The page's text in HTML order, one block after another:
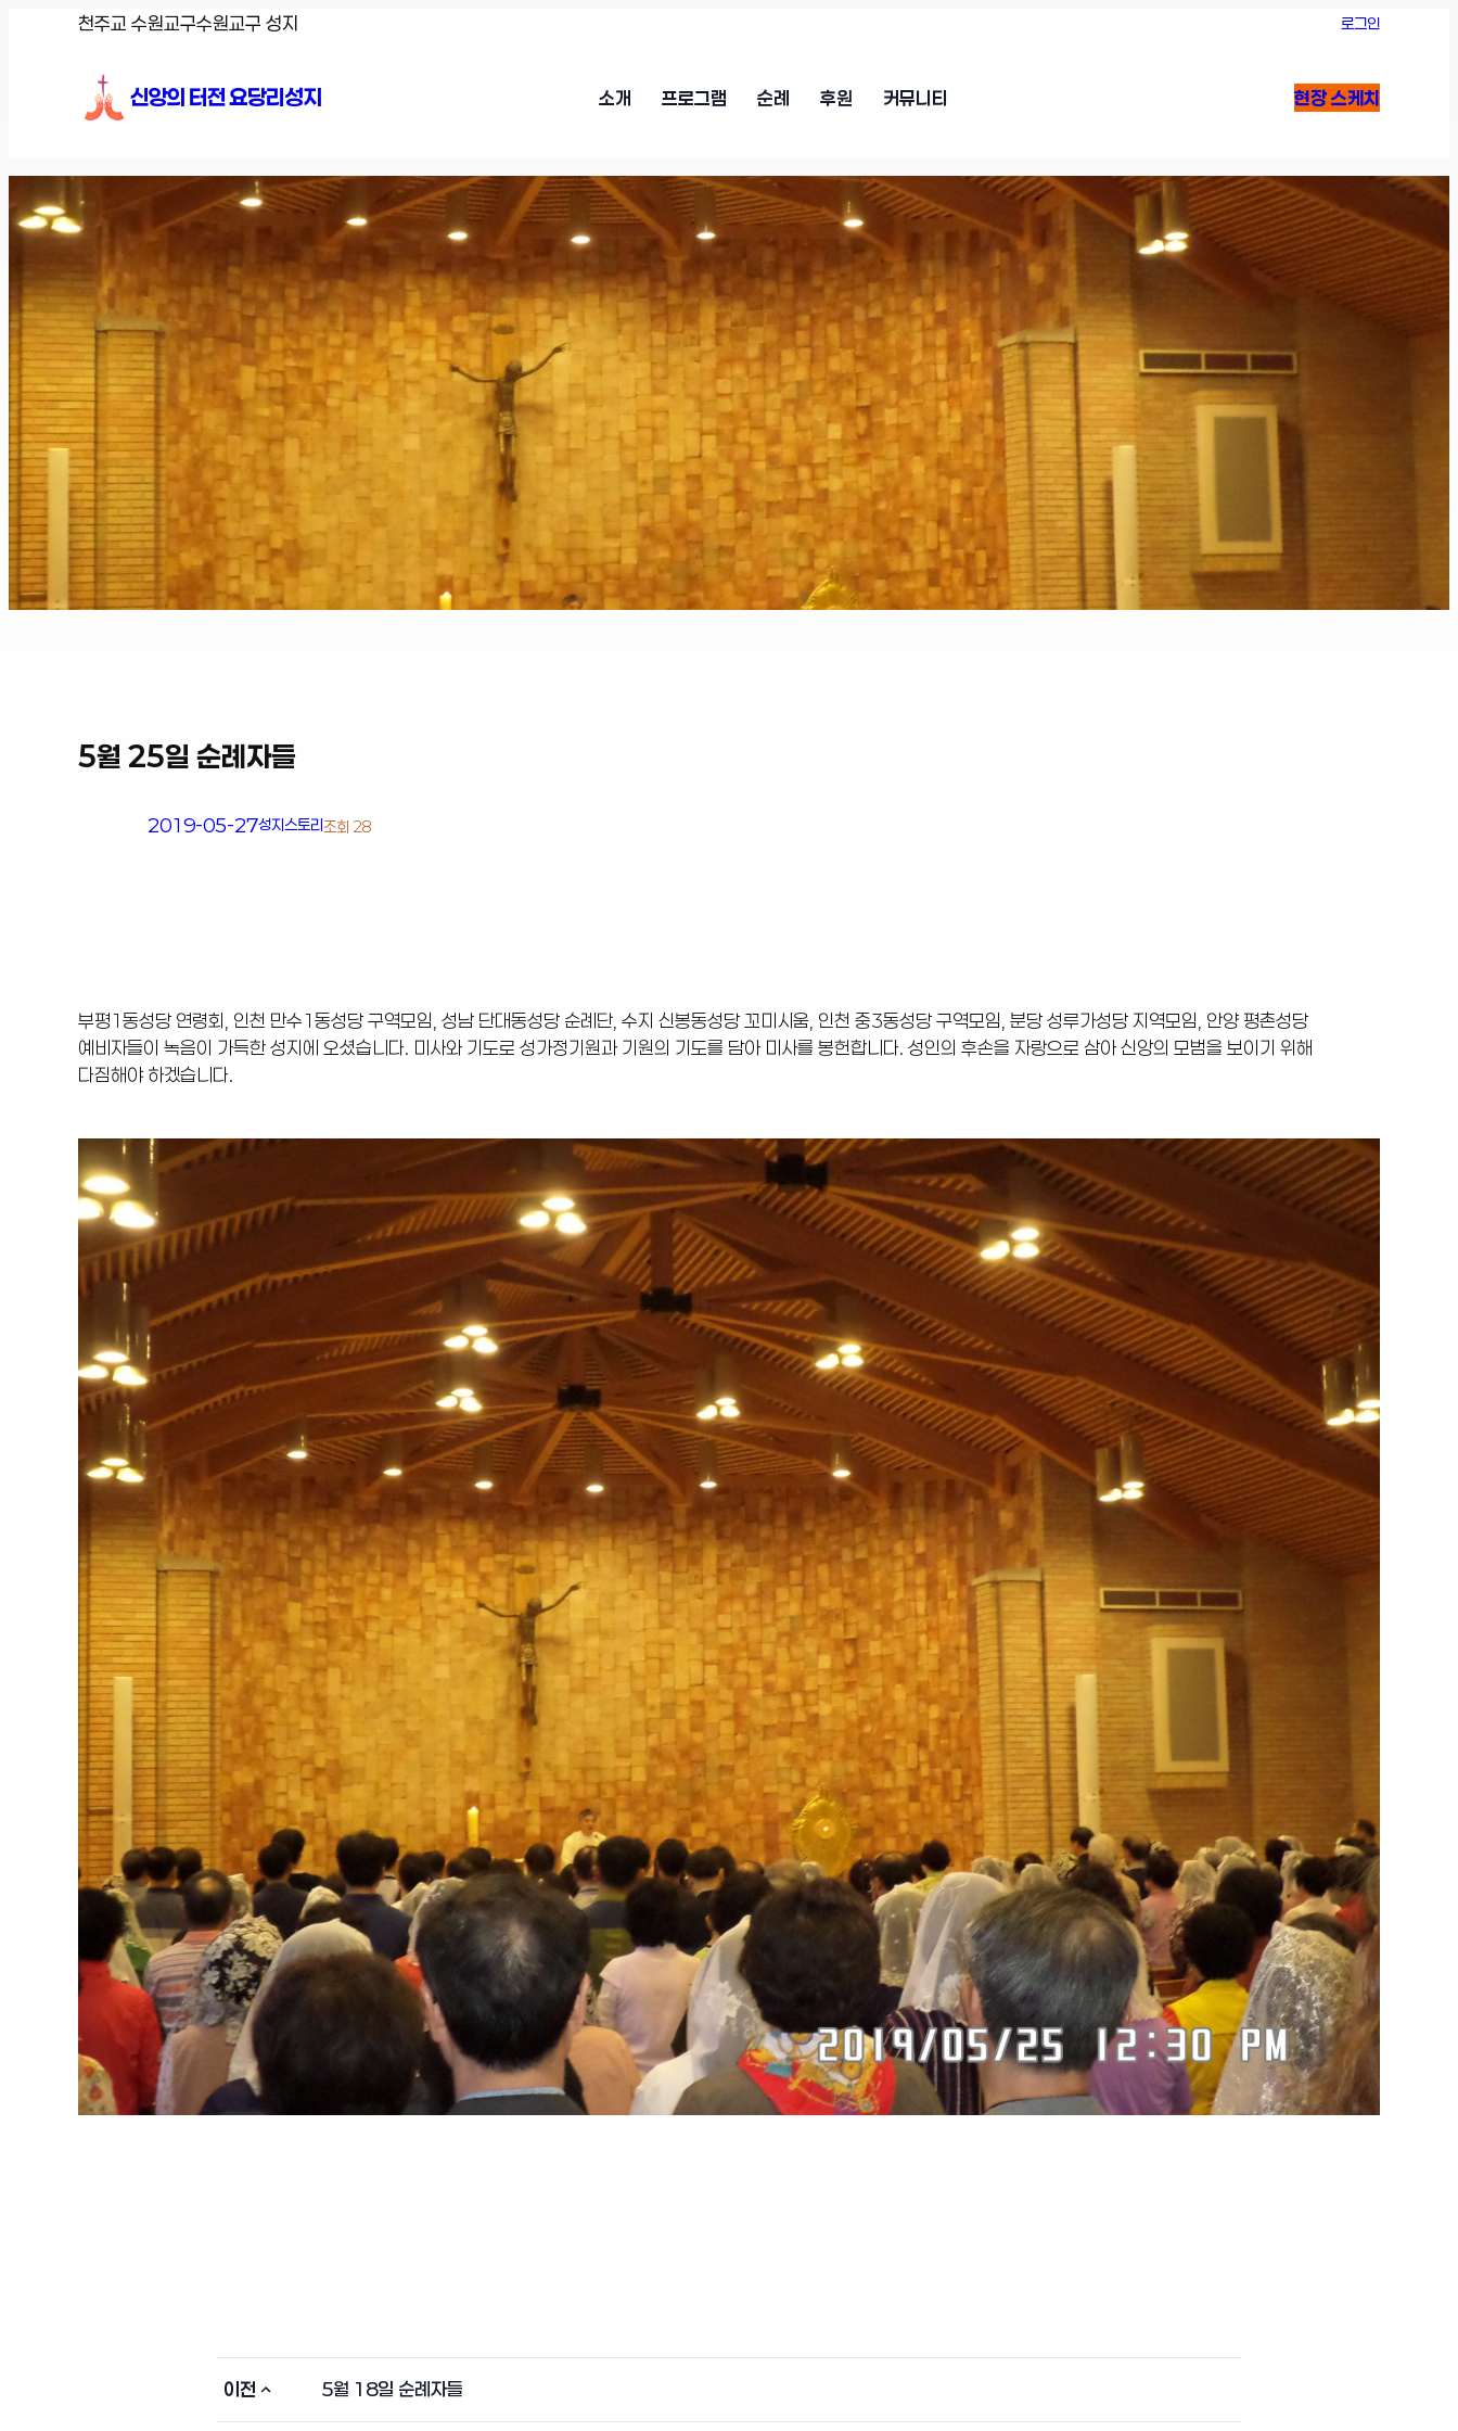
기
천주교 수원교구수원교구 성지 로그인
신앙의 터전 요당리성지 소개 프로그램 순례 후원 커뮤니티 현장 스케치
5월 25일 순례자들
2019-05-27성지스토리조회 28
부평1동성당 연령회, 인천 만수1동성당 구역모임, 성남 단대동성당 순례단, 수지 신봉동성당 꼬미시움, 인천 중3동성당 구역모임, 분당 성루가성당 지역모임, 안양 평촌성당
예비자들이 녹음이 가득한 성지에 오셨습니다. 미사와 기도로 성가정기원과 기원의 기도를 담아 미사를 봉헌합니다. 성인의 후손을 자랑으로 삼아 신앙의 모범을 보이기 위해
다짐해야 하겠습니다.
이전 5월 18일 순례자들